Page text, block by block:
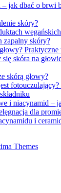
jak dbać o brwi
skóry?
zapalny skóry?
się skóra na
skórą głowy?
i niacynamid –
dla
i
Themes